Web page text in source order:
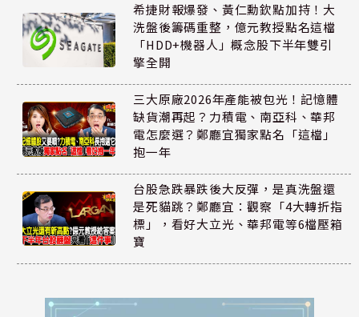
希捷財報爆發、黃仁勳欽點加持！大
洗盤後籌碼重整，億元教授點名這檔
「HDD+機器人」概念股下半年雙引
擎全開
三大原廠2026年產能被包光！記憶體
缺貨潮再起？力積電、南亞科、華邦
電怎麼選？鄭廳宜獨家點名「這檔」
抱一年
台股急跌暴跌後大反彈，是真洗盤還
是死貓跳？鄭廳宜：觀察「4大轉折指
標」，看好大立光、華邦電等6檔壓箱
寶